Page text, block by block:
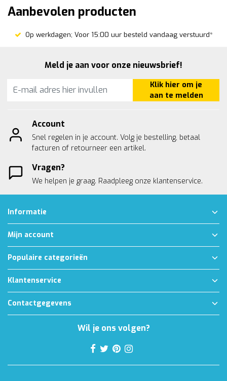
Aanbevolen producten
Op werkdagen; Voor 15:00 uur besteld vandaag verstuurd*
Meld je aan voor onze nieuwsbrief!
Klik hier om je
aan te melden
Account
Snel regelen in je account. Volg je bestelling, betaal
facturen of retourneer een artikel.
Vragen?
We helpen je graag. Raadpleeg onze klantenservice.
Informatie
Mijn account
Populaire categorieën
Klantenservice
Contactgegevens
Wil je ons volgen?